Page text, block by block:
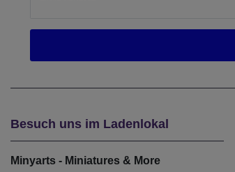
Besuch uns im Ladenlokal
Minyarts - Miniatures & More